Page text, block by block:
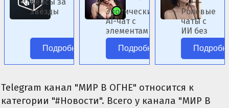
звёзды
Подробнее
Эротический
AI-чат с
элементами
фэнтези.
Подробнее
Ролевые
чаты с
ИИ без
цензуры.
Telegram канал "МИР В ОГНЕ" относится к
категории "#Новости". Всего у канала "МИР В